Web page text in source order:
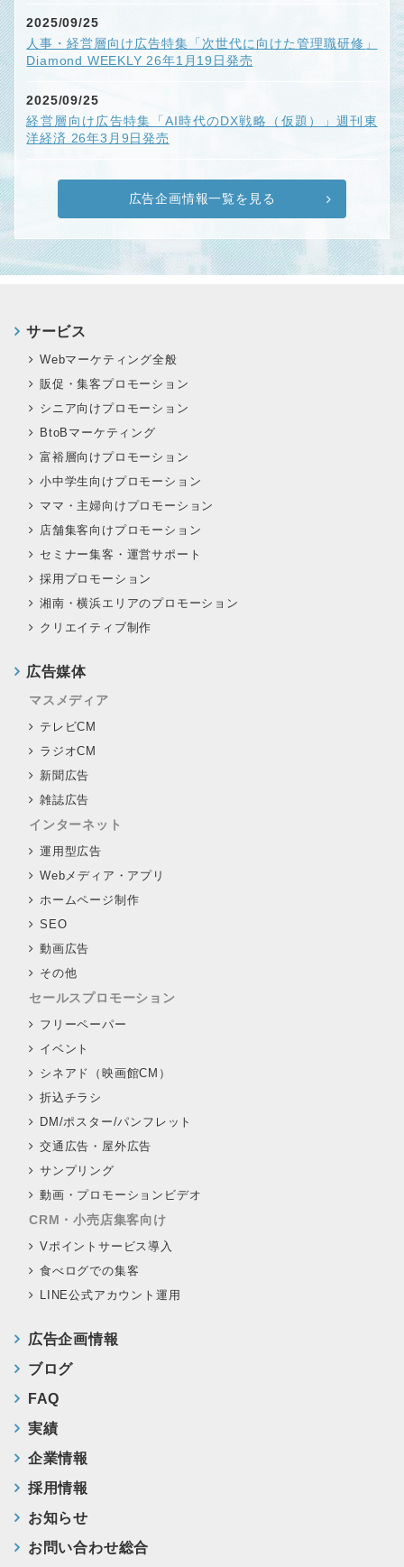
2025/09/25
人事・経営層向け広告特集「次世代に向けた管理職研修」
Diamond WEEKLY 26年1月19日発売
2025/09/25
経営層向け広告特集「AI時代のDX戦略（仮題）」週刊東
洋経済 26年3月9日発売
広告企画情報一覧を見る
サービス
Webマーケティング全般
販促・集客プロモーション
シニア向けプロモーション
BtoBマーケティング
富裕層向けプロモーション
小中学生向けプロモーション
ママ・主婦向けプロモーション
店舗集客向けプロモーション
セミナー集客・運営サポート
採用プロモーション
湘南・横浜エリアのプロモーション
クリエイティブ制作
広告媒体
マスメディア
テレビCM
ラジオCM
新聞広告
雑誌広告
インターネット
運用型広告
Webメディア・アプリ
ホームページ制作
SEO
動画広告
その他
セールスプロモーション
フリーペーパー
イベント
シネアド（映画館CM）
折込チラシ
DM/ポスター/パンフレット
交通広告・屋外広告
サンプリング
動画・プロモーションビデオ
CRM・小売店集客向け
Vポイントサービス導入
食べログでの集客
LINE公式アカウント運用
広告企画情報
ブログ
FAQ
実績
企業情報
採用情報
お知らせ
お問い合わせ総合